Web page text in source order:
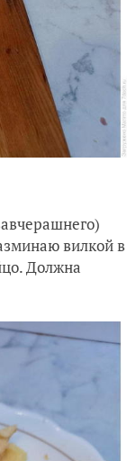
вилкой в
Должна